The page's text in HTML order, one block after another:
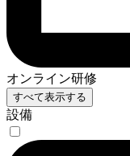
オンライン研修
すべて表示する
設備